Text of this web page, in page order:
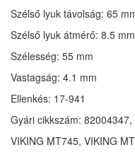
Szélső lyuk távolság: 65
Szélső lyuk átmérő: 8.5 mm
Szélesség: 55 mm
Vastagság: 4.1 mm
Ellenkés: 17-941
Gyári cikkszám:
VIKING MT745, VIKING